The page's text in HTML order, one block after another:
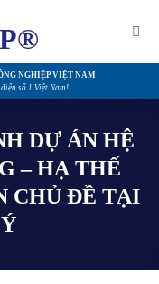
NGHIỆP VIỆT NAM
số 1 Việt Nam!
DỰ ÁN HỆ
– HẠ THẾ
CHỦ ĐỀ TẠI